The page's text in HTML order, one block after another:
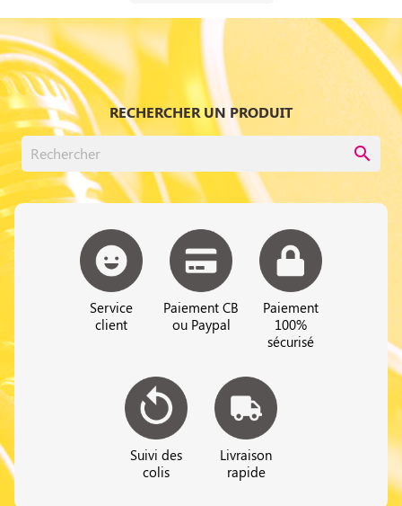
RECHERCHER UN PRODUIT
search
Service
client
Paiement CB
ou Paypal
Paiement
100%
sécurisé
Suivi des
colis
Livraison
rapide